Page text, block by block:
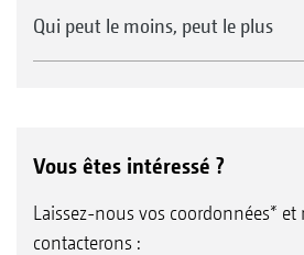
Qui peut le moins, peut le plus
Vous êtes intéressé ?
Laissez-nous vos coordonnées*
contacterons :